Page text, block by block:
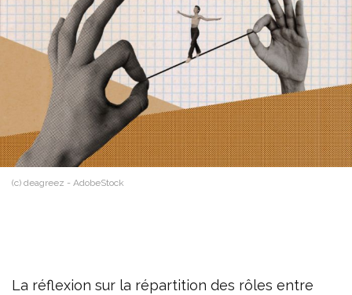
(c) deagreez - AdobeStock
La réflexion sur la répartition des rôles entre